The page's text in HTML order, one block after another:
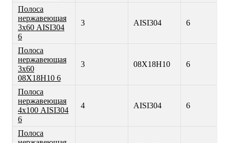
Полоса
нержавеющая
3х60 AISI304
6
3 AISI304 6
Полоса
нержавеющая
3х60
08Х18Н10 6
3 08Х18Н10 6
Полоса
нержавеющая
4х100 AISI304
6
4 AISI304 6
Полоса